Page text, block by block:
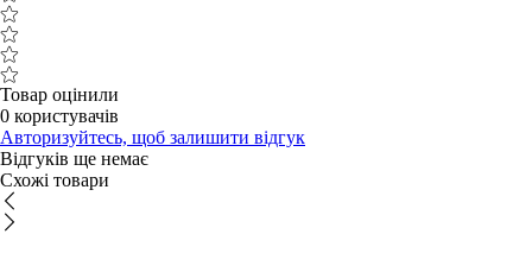
Товар оцінили
0 користувачів
Авторизуйтесь, щоб залишити відгук
Відгуків ще немає
Схожі товари